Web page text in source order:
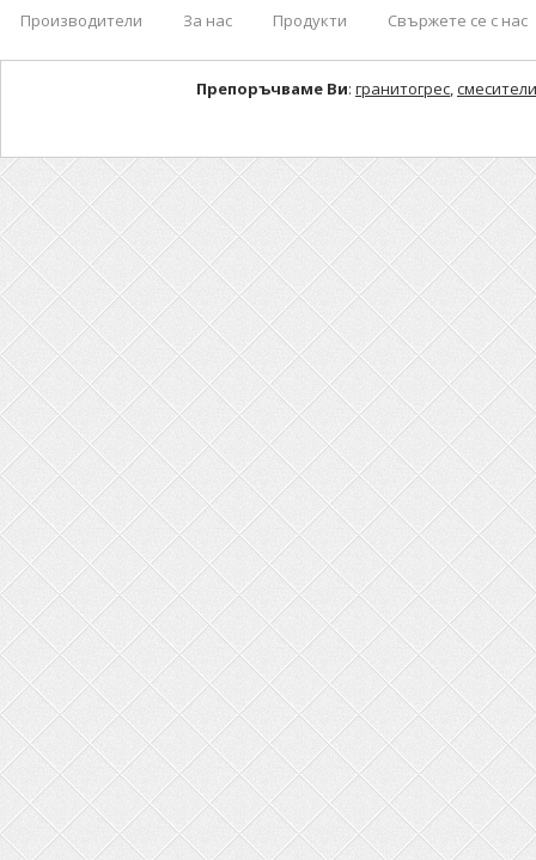
Производители За нас Продукти Свържете се с нас
Препоръчваме Ви: гранитогрес,